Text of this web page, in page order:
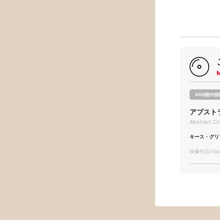
VHS館内視
アブスト
Abstract
キース・グリ
映像作品/